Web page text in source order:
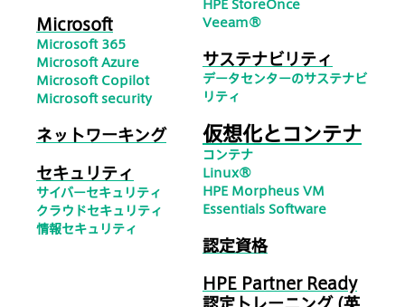
Microsoft
Microsoft 365
Microsoft Azure
Microsoft Copilot
Microsoft security
ネットワーキング
セキュリティ
サイバーセキュリティ
クラウドセキュリティ
情報セキュリティ
HPE StoreOnce
Veeam®
サステナビリティ
データセンターのサステナビ
リティ
仮想化とコンテナ
コンテナ
Linux®
HPE Morpheus VM
Essentials Software
認定資格
HPE Partner Ready